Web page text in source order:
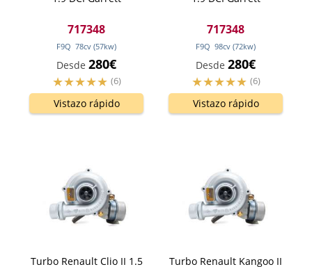
717348
F9Q 78cv (57kw)
Desde 280€
(6)
Vistazo rápido
717348
F9Q 98cv (72kw)
Desde 280€
(6)
Vistazo rápido
Turbo Renault Clio II 1.5
Turbo Renault Kangoo II